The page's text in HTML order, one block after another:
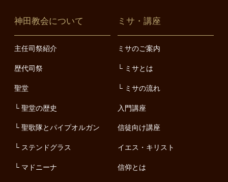
神田教会について
主任司祭紹介
歴代司祭
聖堂
聖堂の歴史
聖歌隊とパイプオルガン
ステンドグラス
マドニーナ
ミサ・講座
ミサのご案内
ミサとは
ミサの流れ
入門講座
信徒向け講座
イエス・キリスト
信仰とは